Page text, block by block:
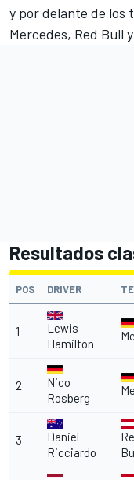
y por delante de los
Mercedes, Red Bull
Resultados
POS DRIVER
1
Lewis
Hamilton
2
Nico
Rosberg
3
Daniel
Ricciardo